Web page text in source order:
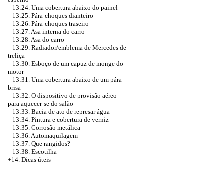
13:24. Uma cobertura abaixo do painel
13:25. Pára-choques dianteiro
13:26. Pára-choques traseiro
13:27. Asa interna do carro
13:28. Asa do carro
13:29. Radiador/emblema de Mercedes de
treliça
13:30. Esboço de um capuz de monge do
motor
13:31. Uma cobertura abaixo de um pára-
brisa
13:32. O dispositivo de provisão aéreo
para aquecer-se do salão
13:33. Bacia de ato de represar água
13:34. Pintura e cobertura de verniz
13:35. Corrosão metálica
13:36. Automaquilagem
13:37. Que rangidos?
13:38. Escotilha
+14. Dicas úteis